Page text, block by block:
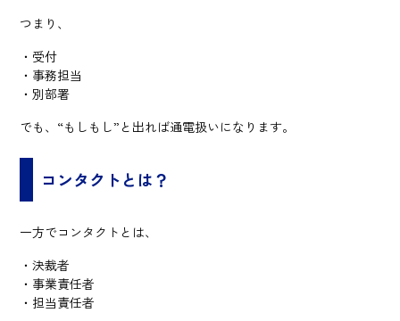
つまり、
・受付
・事務担当
・別部署
でも、“もしもし”と出れば通電扱いになります。
コンタクトとは？
一方でコンタクトとは、
・決裁者
・事業責任者
・担当責任者